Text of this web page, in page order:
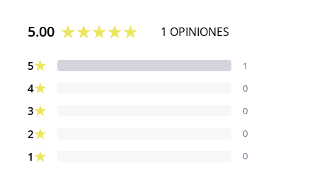
5.00 1 OPINIONES
5★ 1
4★ 0
3★ 0
2★ 0
1 ★ 0